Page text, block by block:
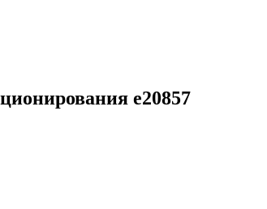
e20857